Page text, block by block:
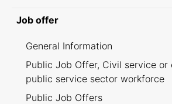
Job offer
General Information
Public Job Offer, Civil service or
public service sector workforce
Public Job Offers